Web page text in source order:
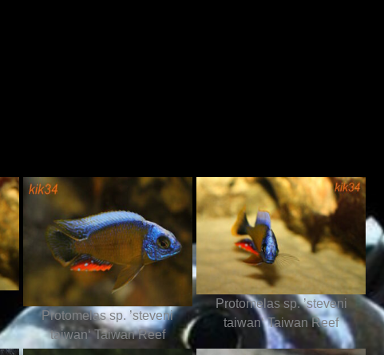
Protomelas sp. ’steveni
taiwan‘ Taiwan Reef
Protomelas sp. ’steveni
taiwan‘ Taiwan Reef